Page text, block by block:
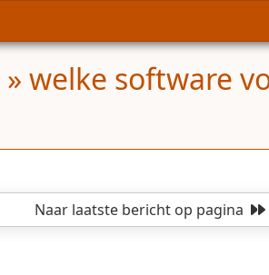
» welke software
Naar laatste berichtop pagina